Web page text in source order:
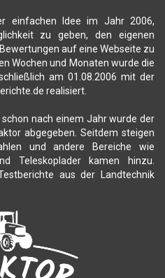
einfachen Idee im Jahr 2006,
zu geben, den eigenen
auf eine Webseite zu
Wochen und Monaten wurde die
am 01.08.2006 mit der
realisiert.
nach einem Jahr wurde der
abgegeben. Seitdem steigen
und andere Bereiche wie
Teleskoplader kamen hinzu.
aus der Landtechnik